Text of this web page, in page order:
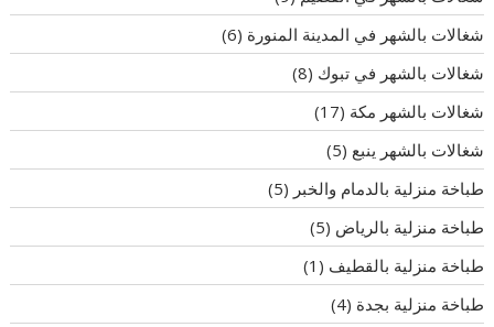
شغالات بالشهر في المدينة المنورة (6)
شغالات بالشهر في تبوك (8)
شغالات بالشهر مكة (17)
شغالات بالشهر ينبع (5)
طباخة منزلية بالدمام والخبر (5)
طباخة منزلية بالرياض (5)
طباخة منزلية بالقطيف (1)
طباخة منزلية بجدة (4)